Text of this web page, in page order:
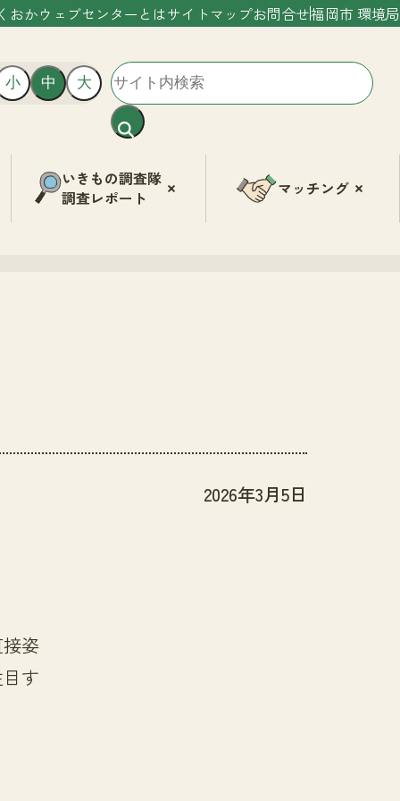
おかウェブセンターとはサイトマップお問合せ福岡市 環境局
小 中 大
いきもの調査隊
調査レポート
マッチング
2026年3月5日
姿
す